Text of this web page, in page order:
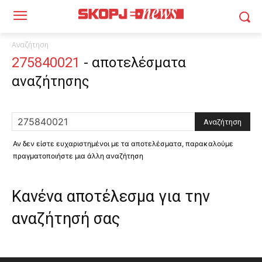
Αναζήτηση
275840021 - αποτελέσματα
αναζήτησης
Αν δεν είστε ευχαριστημένοι με τα αποτελέσματα, παρακαλούμε
πραγματοποιήστε μια άλλη αναζήτηση
Κανένα αποτέλεσμα για την
αναζήτησή σας